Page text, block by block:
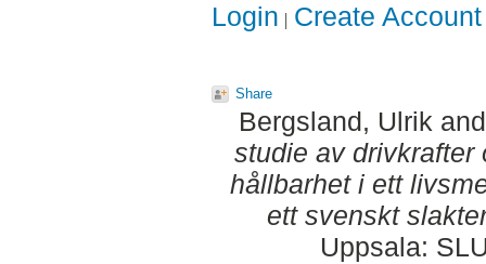
Login Create Account
Share
Bergsland, Ulrik
studie av drivkrafter
hållbarhet i ett
ett svenskt
Uppsala: